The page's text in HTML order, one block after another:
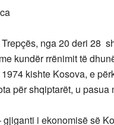
nga 20 deri 28
kundër rrënimit të
kishte Kosova, e
për shqiptarët, u
i ekonomisë së